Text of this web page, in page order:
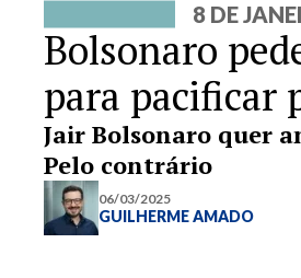
8 DE
Bolsonaro
para pacificar
Jair Bolsonaro quer
Pelo contrário
06/03/2025
GUILHERME AMADO